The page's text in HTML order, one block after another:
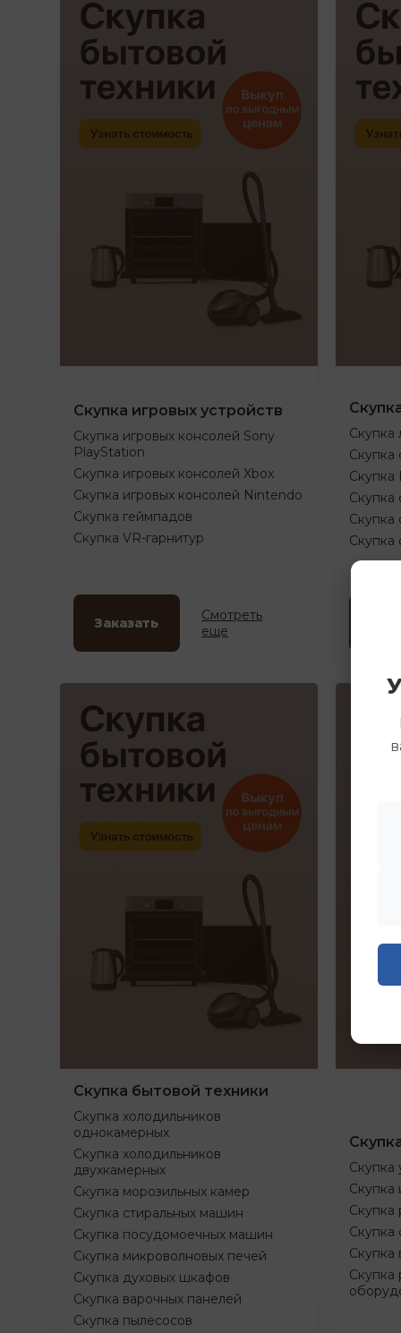
Скупка игровых устройств
Скупка игровых консолей Sony
PlayStation
Скупка игровых консолей Xbox
Скупка игровых консолей Nintendo
Скупка геймпадов
Скупка VR-гарнитур
Заказать
Смотреть
еще
Скупка
Скупка
Скупка
Скупка
Скупка
Скупка бытовой техники
Скупка холодильников
однокамерных
Скупка холодильников
двухкамерных
Скупка морозильных камер
Скупка стиральных машин
Скупка посудомоечных машин
Скупка микроволновых печей
Скупка духовых шкафов
Скупка варочных панелей
Скупка пылесосов
Скупка
Скупка
Скупка
Скупка
Скупка
Скупка